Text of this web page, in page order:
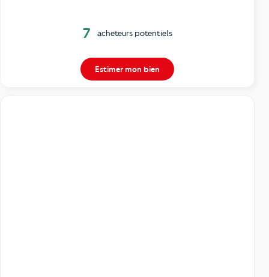
7 acheteurs potentiels
Estimer mon bien